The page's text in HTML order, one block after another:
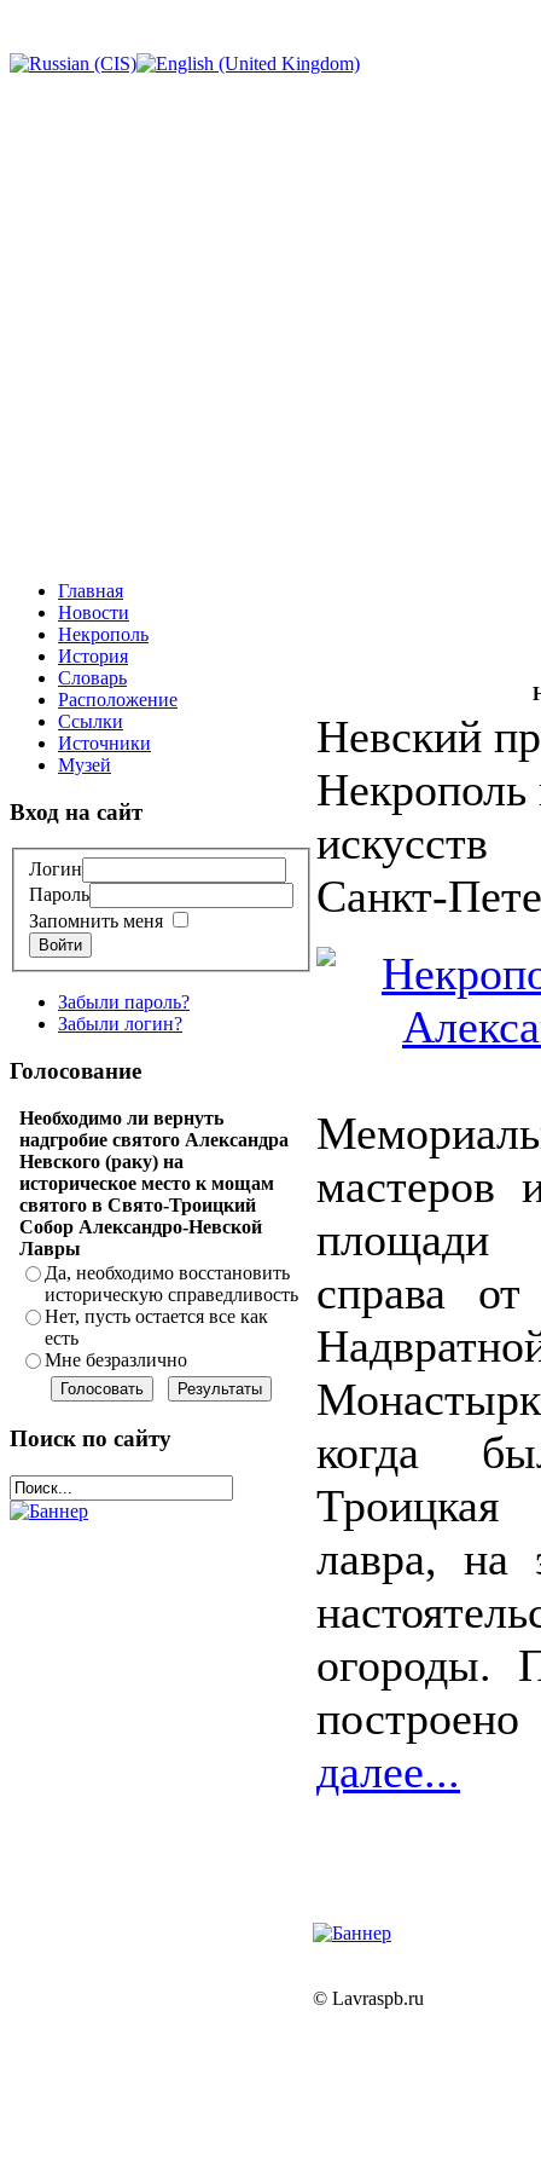
Главная
Новости
Некрополь
История
Словарь
Расположение
Ссылки
Источники
Музей
Вход на сайт
Логин
Пароль
Запомнить меня
Войти
Забыли пароль?
Забыли логин?
Голосование
Необходимо ли вернуть
надгробие святого Александра
Невского (раку) на
историческое место к мощам
святого в Свято-Троицкий
Собор Александро-Невской
Лавры
Да, необходимо восстановить
историческую справедливость
Нет, пусть остается все как
есть
Мне безразлично
Поиск по сайту
Невский
Некрополь
искусств
Санкт-
мастеров
площади
справа
когда
лавра, на
огороды.
далее...
© Lavraspb.ru